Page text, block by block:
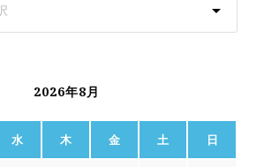
2026年8月
水 木 金 土 日